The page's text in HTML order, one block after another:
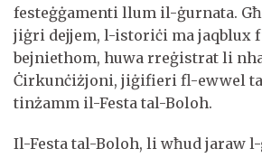
festeġġamenti llum il-ġurnata.
jiġri dejjem, l-istoriċi ma jaqblux
bejniethom, huwa rreġistrat li
Ċirkunċiżjoni, jiġifieri fl-ewwel
tinżamm il-Festa tal-Boloh.
Il-Festa tal-Boloh, li wħud jaraw